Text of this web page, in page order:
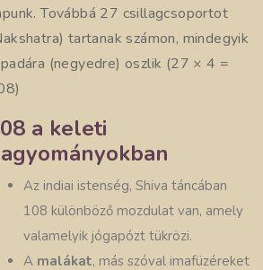
Továbbá 27 csillagcsoportot
tartanak számon, mindegyik
(negyedre) oszlik (27 × 4 =
a keleti
Az indiai istenség, Shiva táncában
108 különböző mozdulat van, amely
valamelyik jógapózt tükrözi.
A malákat, más szóval imafüzéreket